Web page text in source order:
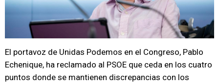
El portavoz de Unidas Podemos en el Congreso, Pablo
Echenique, ha reclamado al PSOE que ceda en los cuatro
puntos donde se mantienen discrepancias con los